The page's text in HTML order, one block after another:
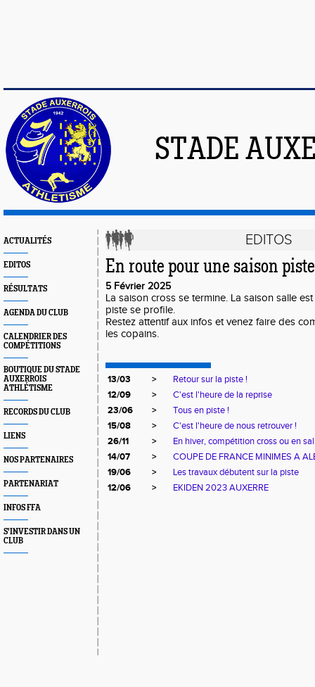
STADE
ACTUALITÉS
EDITOS
RÉSULTATS
AGENDA DU CLUB
CALENDRIER DES
COMPÉTITIONS
BOUTIQUE DU STADE
AUXERROIS
ATHLÉTISME
RECORDS DU CLUB
LIENS
NOS PARTENAIRES
PARTENARIAT
INFOS FFA
S'INVESTIR DANS UN
CLUB
EDITOS
En route pour une saison piste
5 Février 2025
La saison cross se termine. La saison salle
piste se profile.
Restez attentif aux infos et venez faire des
les copains.
13/03 >
Retour sur la piste !
12/09
>
C'est l'heure de la reprise
23/06
>
Tous en piste !
15/08
>
C'est l'heure de nous retrouver !
26/11
>
En hiver, compétition cross ou en
14/07
>
COUPE DE FRANCE MINIMES A
19/06
>
Les travaux débutent sur la piste
12/06
> EKIDEN 2023 AUXERRE